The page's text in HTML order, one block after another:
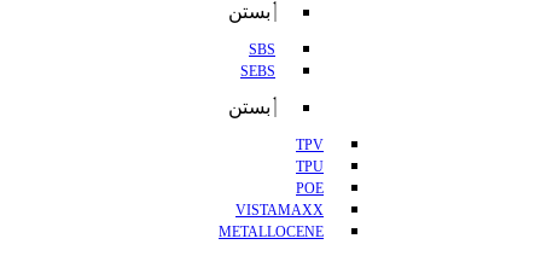
بستن
SBS
SEBS
بستن
TPV
TPU
POE
VISTAMAXX
METALLOCENE